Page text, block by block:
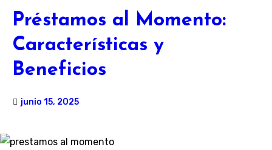
Préstamos al Momento:
Características y
Beneficios
junio 15, 2025